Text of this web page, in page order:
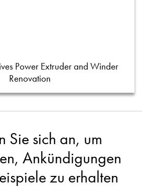
Power Extruder and Winder
Renovation
Sie sich an, um
Ankündigungen
zu erhalten